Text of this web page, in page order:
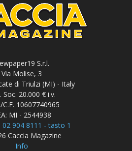
S.r.l.
Via Molise, 3
di Triulzi (MI) - Italy
Soc. 20.000 € i.v.
C.F. 10607740965
MI - 2544938
02 904 8111 - tasto 1
Caccia Magazine
Info